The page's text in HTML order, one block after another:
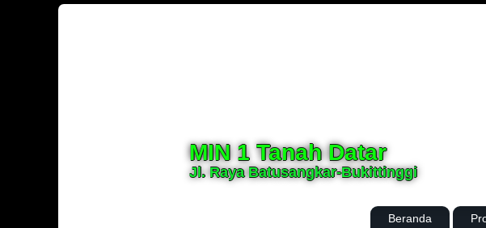
MIN 1 Tanah Datar
Jl. Raya Batusangkar-Bukittinggi
Beranda